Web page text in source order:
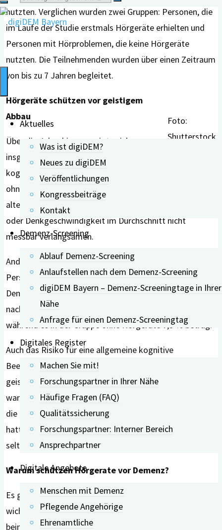
nach:
Aktuelles
Was ist digiDEM?
Neues zu digiDEM
Veröffentlichungen
Kongressbeiträge
Kontakt
Demenz-Screening
Ablauf Demenz-Screening
Anlaufstellen nach dem Demenz-Screening
digiDEM Bayern – Demenz-Screeningtage in Ihrer
Nähe
Anfrage für einen Demenz-Screeningtag
Digitales Register
Machen Sie mit!
Forschungspartner in Ihrer Nähe
Häufige Fragen (FAQ)
Qualitätssicherung
Forschungspartner: Interner Bereich
Ansprechpartner
Digitale Angebote
Menschen mit Demenz
Pflegende Angehörige
Ehrenamtliche
nutzten. Verglichen wurden zwei Gruppen: Personen, die
im Laufe der Studie erstmals Hörgeräte erhielten und
Personen mit Hörproblemen, die keine Hörgeräte
nutzten. Die Teilnehmenden wurden über einen Zeitraum
von bis zu 7 Jahren begleitet.
Foto:
Shutterstock
Hörgeräte schützen vor geistigem
Abbau
Über die Jahre hinweg zeigte sich
insgesamt kein deutlicher Unterschied im allgemeinen
kognitiven Leistungsniveau zwischen Menschen mit und
ohne Hörgeräte. Anders gesagt: Hörgeräte konnten den
altersbedingten Abbau von Aufmerksamkeit, Gedächtnis
oder Denkgeschwindigkeit im Durchschnitt nicht
messbar verlangsamen.
Anders sah es allerdings beim Risiko für Demenz aus:
Personen mit Hörgeräten erkrankten seltener an
Demenz als jene ohne Hörgeräte. Konkret lag das Risiko
nach 7 Jahren in der Gruppe mit Hörgeräten bei 5,0 %,
während es in der Gruppe ohne Hörgeräte 7,5 % betrug.
Auch das Risiko für eine allgemeine kognitive
Beeinträchtigung (also deutliche Verschlechterung der
geistigen Fähigkeiten, mit oder ohne Demenzdiagnose)
war etwas geringer. Besonders interessant: Menschen,
die ihre Hörgeräte regelmäßig oder fast immer trugen,
hatten das niedrigste Demenzrisiko. Wer Hörgeräte nur
selten nutzte, profitierte deutlich weniger.
Warum schützen Hörgerate vor Demenz?
Es gibt verschiedene Theorien, warum gutes Hören so
wichtig für den Kopf ist. Wer schlecht hört, muss sich
beim Zuhören stark anstrengen. Diese zusätzliche